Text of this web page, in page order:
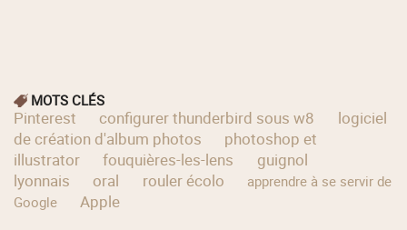
MOTS CLÉS
Pinterest configurer thunderbird sous w8
logiciel
de création d'album photos
photoshop et
illustrator
fouquières-les-lens
guignol
lyonnais
oral rouler écolo
apprendre à se servir de
Google
Apple